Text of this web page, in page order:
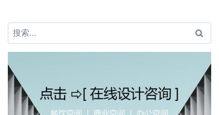
搜
索：